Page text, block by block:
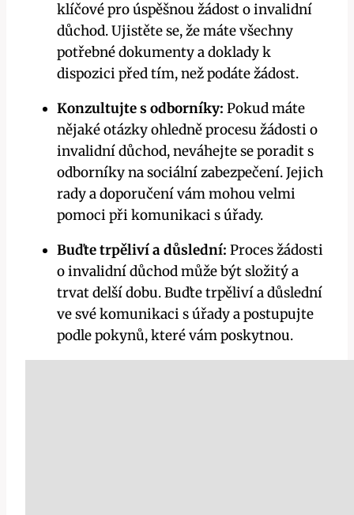
klíčové pro úspěšnou žádost o invalidní
důchod. Ujistěte se, že máte všechny
potřebné dokumenty a doklady k
dispozici před tím, než podáte žádost.
Konzultujte s odborníky: Pokud máte
nějaké otázky ohledně procesu žádosti o
invalidní důchod, neváhejte se poradit s
odborníky na sociální zabezpečení. Jejich
rady a doporučení vám mohou velmi
pomoci při komunikaci s úřady.
Buďte trpěliví a důslední: Proces žádosti
o invalidní důchod může být složitý a
trvat delší dobu. Buďte trpěliví a důslední
ve své komunikaci s úřady a postupujte
podle pokynů, které vám poskytnou.